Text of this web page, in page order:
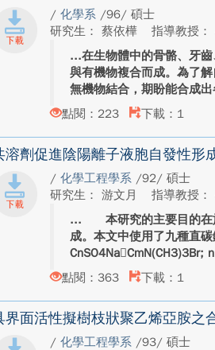
/化學系 /96/ 碩士
研究生： 蔡依樺
指導教授：
在生物體中的骨骼、牙
與有機物複合而成。為了
無機物結合，期盼能合成
點閱：223
下載：1
溶劑促進陰陽離子液胞自發性形
/化學工程學系 /92/ 碩士
研究生： 游文月
指導教授：
本研究的主要目的在
成。本文中使用了九種直
CnSO4NaCmN(CH3)3Br;
點閱：363
下載：1
界面活性擬樹枝狀聚乙烯亞胺之
/化學工程學系 /93/ 碩士